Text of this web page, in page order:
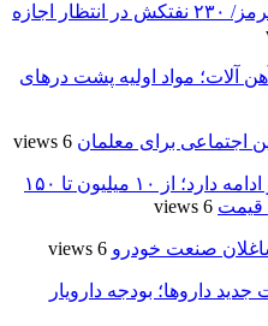
آخرین وضعیت تنگه هرمز/ ۲۳۰ نفتکش در انتظار اجازه
آلات؛ مواد اولیه پشت درهای
اجتماعی برای معلمان 6 views
ریزش در بازار خودرو ادامه دارد؛ از ۱۰ میلیون تا ۱۵۰
قیمت 6 views
صنعت خودرو 6 views
داروها؛ بودجه دارویار